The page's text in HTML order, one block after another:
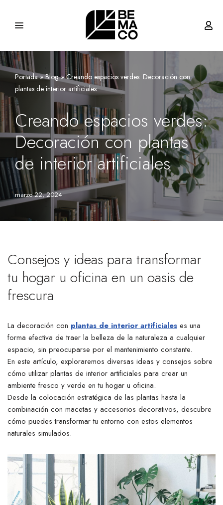
Saltar
contenido
Portada»Blog»Creando espacios verdes: Decoración con
plantas de interior artificiales
Creando espacios verdes:
Decoración con plantas
de interior artificiales
marzo 22, 2024
Consejos y ideas para transformar
tu hogar u oficina en un oasis de
frescura
La decoración con plantas de interior artificiales es una
forma efectiva de traer la belleza de la naturaleza a cualquier
espacio, sin preocuparse por el mantenimiento constante.
En este artículo, exploraremos diversas ideas y consejos sobre
cómo utilizar plantas de interior artificiales para crear un
ambiente fresco y verde en tu hogar u oficina.
Desde la colocación estratégica de las plantas hasta la
combinación con macetas y accesorios decorativos, descubre
cómo puedes transformar tu entorno con estos elementos
naturales simulados.